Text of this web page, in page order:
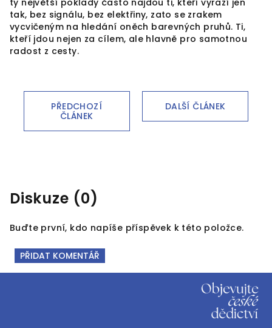
tak, bez signálu, bez elektřiny, zato se zrakem
vycvičeným na hledání oněch barevných pruhů. Ti,
kteří jdou nejen za cílem, ale hlavně pro samotnou
radost z cesty.
PŘEDCHOZÍ
ČLÁNEK
DALŠÍ ČLÁNEK
Diskuze (0)
Buďte první, kdo napíše příspěvek k této položce.
PŘIDAT KOMENTÁŘ